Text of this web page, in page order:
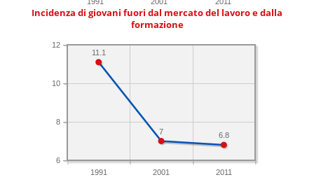
Incidenza di giovani fuori dal mercato del lavoro e dalla
formazione
1991 2001 2011
6
8
10
12
6.8
7
11.1